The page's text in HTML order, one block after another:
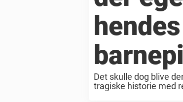
Det skulle dog blive
tragiske historie med